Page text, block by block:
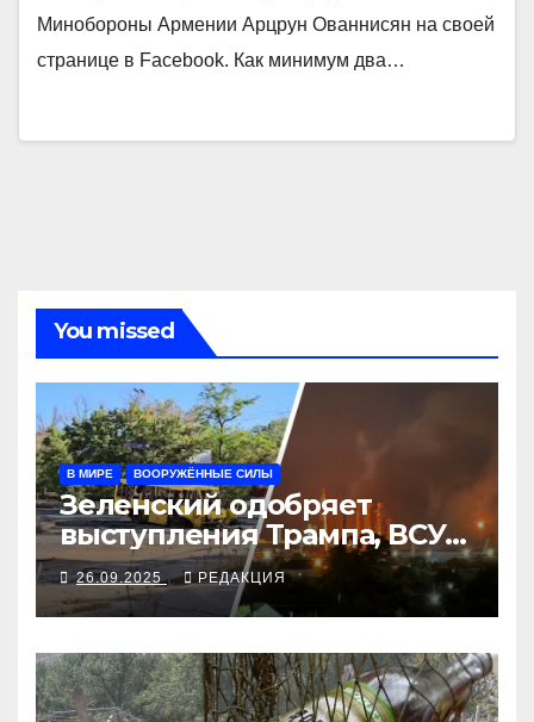
Минобороны Армении Арцрун Ованнисян на своей
странице в Facebook. Как минимум два…
You missed
В МИРЕ ВООРУЖЁННЫЕ СИЛЫ
Зеленский одобряет
выступления Трампа, ВСУ
закрыли Добропольский
рубеж
26.09.2025 РЕДАКЦИЯ